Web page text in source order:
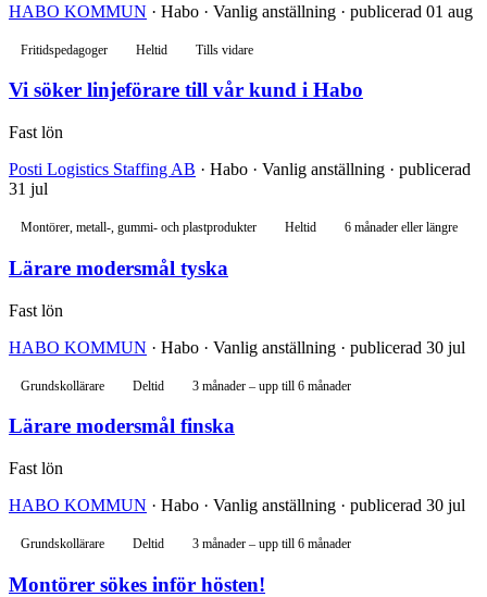
HABO KOMMUN · Habo · Vanlig anställning · publicerad 01 aug
Fritidspedagoger Heltid Tills vidare
Vi söker linjeförare till vår kund i Habo
Fast lön
Posti Logistics Staffing AB · Habo · Vanlig anställning · publicerad
31 jul
Montörer, metall-, gummi- och plastprodukter Heltid 6 månader eller längre
Lärare modersmål tyska
Fast lön
HABO KOMMUN · Habo · Vanlig anställning · publicerad 30 jul
Grundskollärare Deltid 3 månader – upp till 6 månader
Lärare modersmål finska
Fast lön
HABO KOMMUN · Habo · Vanlig anställning · publicerad 30 jul
Grundskollärare Deltid 3 månader – upp till 6 månader
Montörer sökes inför hösten!